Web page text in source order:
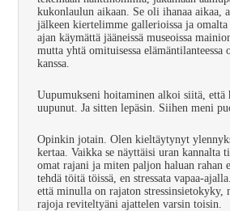
kukonlaulun aikaan. Se oli ihanaa aikaa,
jälkeen kiertelimme gallerioissa ja omalta
ajan käymättä jääneissä museoissa
mutta yhtä omituisessa
kanssa.
Uupumukseni hoitaminen alkoi siitä, että
uupunut. Ja sitten lepäsin. Siihen meni
Opinkin jotain. Olen kieltäytynyt
kertaa. Vaikka se näyttäisi uran kannalta
omat rajani ja miten paljon haluan rahan
tehdä töitä töissä, en stressata vapaa-
että minulla on rajaton stressinsietokyky,
rajoja reviteltyäni ajattelen varsin toisin.